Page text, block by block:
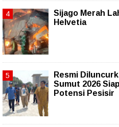
Sijago Merah
Helvetia
Resmi
Sumut 2026
Potensi Pesisir